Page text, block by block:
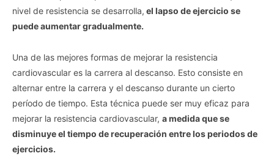
nivel de resistencia se desarrolla, el lapso de ejercicio se
puede aumentar gradualmente.
Una de las mejores formas de mejorar la resistencia
cardiovascular es la carrera al descanso. Esto consiste en
alternar entre la carrera y el descanso durante un cierto
período de tiempo. Esta técnica puede ser muy eficaz para
mejorar la resistencia cardiovascular, a medida que se
disminuye el tiempo de recuperación entre los periodos de
ejercicios.